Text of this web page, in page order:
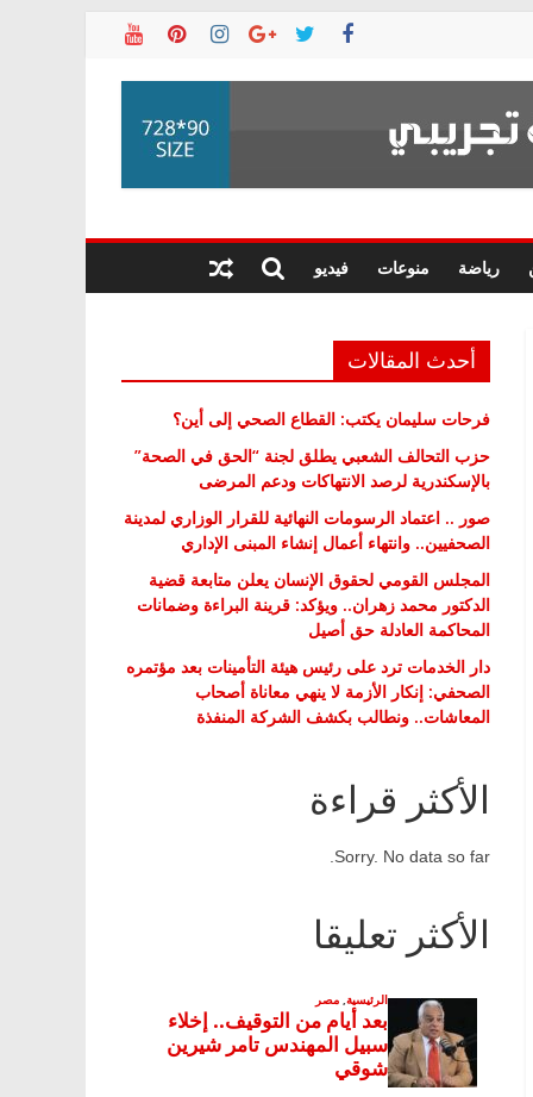
رياضة منوعات فيديو
أحدث المقالات
فرحات سليمان يكتب: القطاع الصحي إلى أين؟
حزب التحالف الشعبي يطلق لجنة “الحق في الصحة”
بالإسكندرية لرصد الانتهاكات ودعم المرضى
صور .. اعتماد الرسومات النهائية للقرار الوزاري لمدينة
الصحفيين.. وانتهاء أعمال إنشاء المبنى الإداري
المجلس القومي لحقوق الإنسان يعلن متابعة قضية
الدكتور محمد زهران.. ويؤكد: قرينة البراءة وضمانات
المحاكمة العادلة حق أصيل
دار الخدمات ترد على رئيس هيئة التأمينات بعد مؤتمره
الصحفي: إنكار الأزمة لا ينهي معاناة أصحاب
المعاشات.. ونطالب بكشف الشركة المنفذة
الأكثر قراءة
Sorry. No data so far.
الأكثر تعليقا